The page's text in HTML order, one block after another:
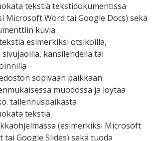
tekstiä tekstidokumentissa
Microsoft Word tai Google Docs) sekä
kuvia
esimerkiksi otsikoilla,
kansilehdellä tai
sopivaan paikkaan
muodossa ja löytää
tallennuspaikasta
tekstiä
(esimerkiksi Microsoft
tai Google Slides) sekä tuoda